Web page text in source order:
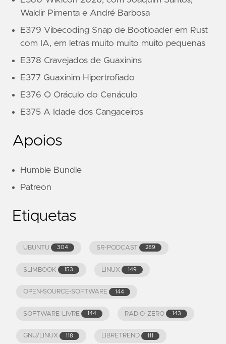
Waldir Pimenta e André Barbosa
E379 Vibecoding Snap de Bootloader em Rust
com IA, em letras muito muito muito pequenas
E378 Cravejados de Guaxinins
E377 Guaxinim Hipertrofiado
E376 O Oráculo do Cenáculo
E375 A Idade dos Cangaceiros
Apoios
Humble Bundle
Patreon
Etiquetas
UBUNTU 304 SR-PODCAST 289
SLIMBOOK 153 LINUX 149
OPEN-SOURCE-SOFTWARE 144
SOFTWARE-LIVRE 144 RADIO-ZERO 143
GNU/LINUX 118 LIBRETREND 111